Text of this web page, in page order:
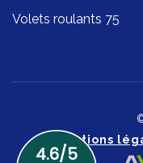
Volets roulants 75
Mentions